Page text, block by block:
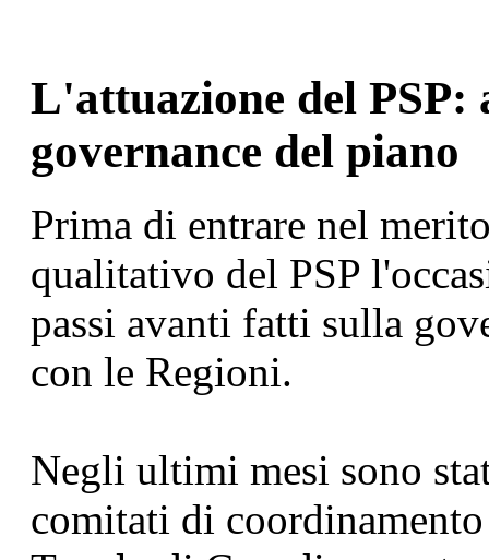
L'attuazione del PSP:
governance del piano
Prima di entrare nel
qualitativo del PSP
passi avanti fatti sulla
con le Regioni.
Negli ultimi mesi sono
comitati di